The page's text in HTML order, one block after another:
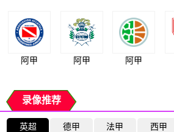
阿甲 阿甲 阿甲
录像推荐
英超 德甲 法甲 西甲